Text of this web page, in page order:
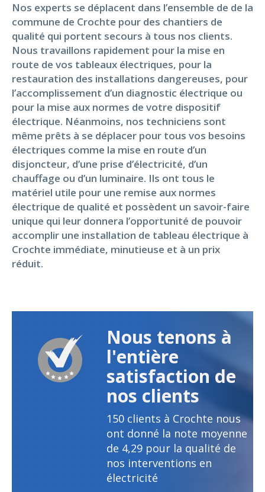
Nos experts se déplacent dans l’ensemble de de la
commune de Crochte pour des chantiers de
qualité qui portent secours à tous nos clients.
Nous travaillons rapidement pour la mise en
route de vos tableaux électriques, pour la
restauration des installations dangereuses, pour
l’accomplissement d’un diagnostic électrique ou
pour la mise aux normes de votre dispositif
électrique. Néanmoins, nos techniciens sont
même prêts à se déplacer pour tous vos besoins
électriques comme la mise en route d’un
disjoncteur, d’une prise d’électricité, d’un
chauffage ou d’un luminaire. Ils ont tous le
matériel utile pour une remise aux normes
électrique de qualité et possèdent un savoir-faire
unique qui leur donnera l’opportunité de pouvoir
accomplir une installation de tableau électrique à
Crochte immédiate, minutieuse et à un prix
réduit.
Nous tenons à
l'entière
satisfaction de
nos clients
150 clients à Crochte nous
ont donné la note moyenne
de 4,29 pour la qualité de
nos interventions en
électricité